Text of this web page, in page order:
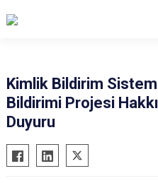
Kimlik Bildirim
Bildirimi Projesi
Duyuru